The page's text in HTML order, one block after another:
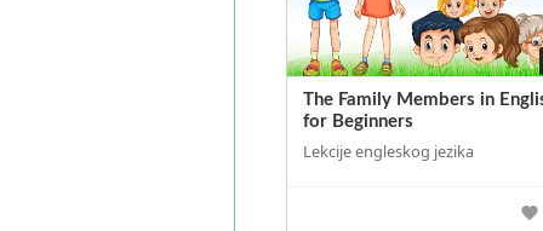
The Family Members in
for Beginners
Lekcije engleskog jezika